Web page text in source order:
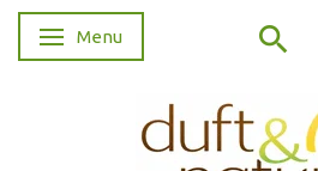
Skifte navigation
Menu